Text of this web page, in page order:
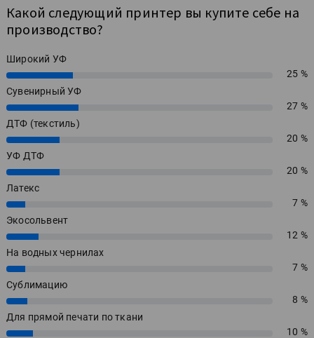
Какой следующий принтер вы купите себе на
производство?
Широкий УФ
25%
25 %
Сувенирный УФ
27%
27 %
ДТФ (текстиль)
20%
20 %
УФ ДТФ
20%
20 %
Латекс
7%
7 %
Экосольвент
12%
12 %
На водных чернилах
7%
7 %
Сублимацию
8%
8 %
Для прямой печати по ткани
10%
10 %